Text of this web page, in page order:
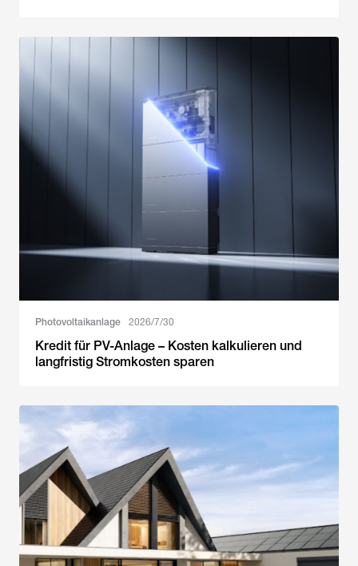
Photovoltaikanlage 2026/7/30
Kredit für PV-Anlage – Kosten kalkulieren und
langfristig Stromkosten sparen